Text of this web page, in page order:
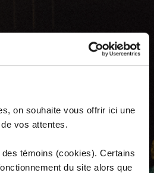
on souhaite vous offrir ici une
vos attentes.
témoins (cookies). Certains
du site alors que
spectacles professionnels, est
non lucratif fondée en 1983.
de 60 représentations
disciplines des arts